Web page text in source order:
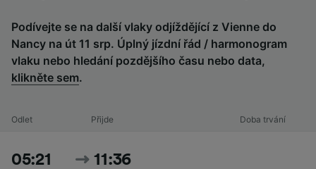
Podívejte se na další vlaky odjíždějící z Vienne do
Nancy na út 11 srp. Úplný jízdní řád / harmonogram
vlaku nebo hledání pozdějšího času nebo data,
klikněte sem.
Odlet Přijde Doba trvání
05:21 11:36